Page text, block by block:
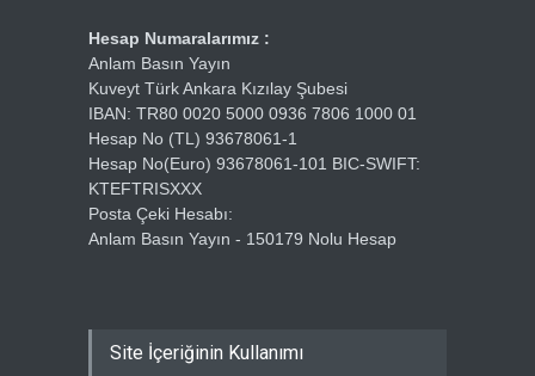
Hesap Numaralarımız :
Anlam Basın Yayın
Kuveyt Türk Ankara Kızılay Şubesi
IBAN: TR80 0020 5000 0936 7806 1000 01
Hesap No (TL) 93678061-1
Hesap No(Euro) 93678061-101 BIC-SWIFT:
KTEFTRISXXX
Posta Çeki Hesabı:
Anlam Basın Yayın - 150179 Nolu Hesap
Site İçeriğinin Kullanımı